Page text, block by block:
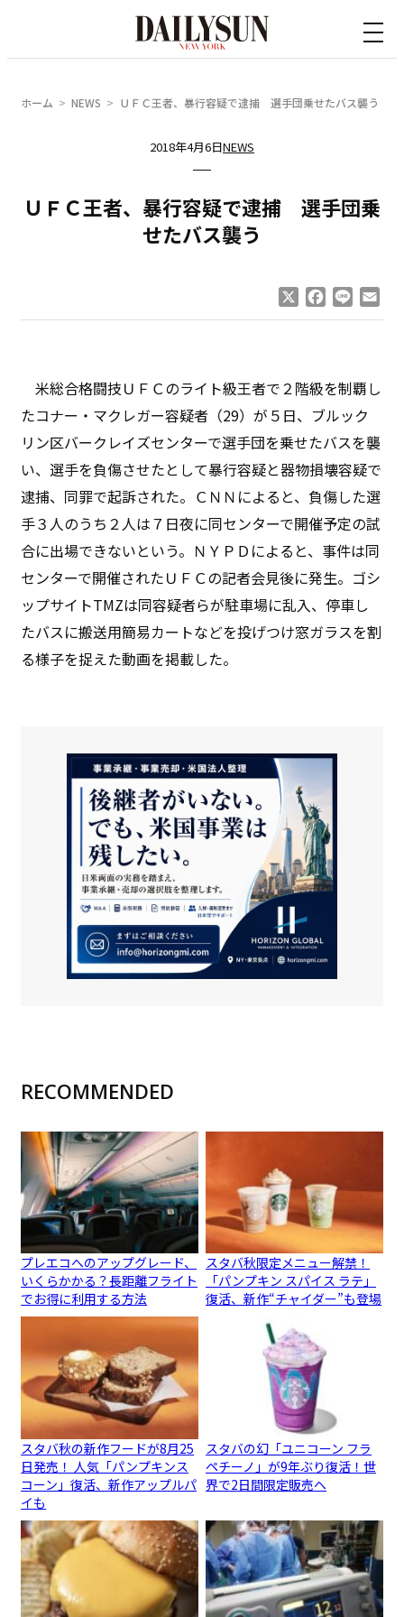
ホーム NEWS ＵＦＣ王者、暴行容疑で逮捕 選手団乗せたバス襲う
2018年4月6日NEWS
ＵＦＣ王者、暴行容疑で逮捕 選手団乗
せたバス襲う
Facebook
Line
米総合格闘技ＵＦＣのライト級王者で２階級を制覇し
たコナー・マクレガー容疑者（29）が５日、ブルック
リン区バークレイズセンターで選手団を乗せたバスを襲
い、選手を負傷させたとして暴行容疑と器物損壊容疑で
逮捕、同罪で起訴された。ＣＮＮによると、負傷した選
手３人のうち２人は７日夜に同センターで開催予定の試
合に出場できないという。ＮＹＰＤによると、事件は同
センターで開催されたＵＦＣの記者会見後に発生。ゴシ
ップサイトTMZは同容疑者らが駐車場に乱入、停車し
たバスに搬送用簡易カートなどを投げつけ窓ガラスを割
る様子を捉えた動画を掲載した。
RECOMMENDED
プレエコへのアップグレード、
いくらかかる？長距離フライト
でお得に利用する方法
スタバ秋限定メニュー解禁！
「パンプキン スパイス ラテ」
復活、新作“チャイダー”も登場
スタバ秋の新作フードが8月25
日発売！ 人気「パンプキンス
コーン」復活、新作アップルパ
イも
スタバの幻「ユニコーン フラ
ペチーノ」が9年ぶり復活！世
界で2日間限定販売へ